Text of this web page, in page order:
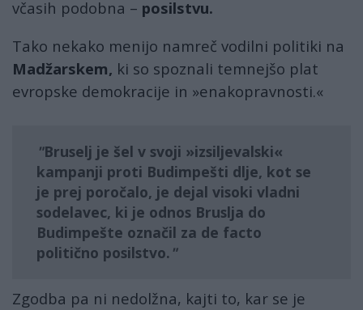
včasih podobna – posilstvu.
Tako nekako menijo namreč vodilni politiki na
Madžarskem, ki so spoznali temnejšo plat
evropske demokracije in »enakopravnosti.«
Bruselj je šel v svoji »izsiljevalski«
kampanji proti Budimpešti dlje, kot se
je prej poročalo, je dejal visoki vladni
sodelavec, ki je odnos Bruslja do
Budimpešte označil za de facto
politično posilstvo.
Zgodba pa ni nedolžna, kajti to, kar se je